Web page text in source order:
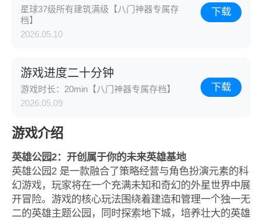
星球37级所有建筑满级【八门神器专属存
档】
2026.05.10
下载
游戏进度二十分钟
游戏时长：20min【八门神器专属存档】
2026.05.09
下载
游戏介绍
英雄公园2：开创属于你的未来英雄基地
英雄公园2 是一款融合了策略经营与角色扮演元素的科
幻游戏，玩家将在一个充满未知和奇幻的外星世界中展
开冒险。游戏的核心玩法围绕着建造和管理一个独一无
二的英雄主题公园，同时探索地下城，培养壮大的英雄